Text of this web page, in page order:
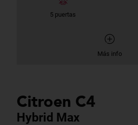
5 puertas
Más info
Citroen C4
Hybrid Max